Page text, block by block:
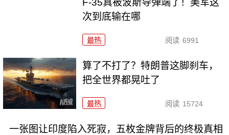
F-35真被波斯导弹端了！美军这
次到底输在哪
最热 阅读 6991
算了不打了？特朗普这脚刹车，
把全世界都晃吐了
最热 阅读 15724
一张图让印度陷入死寂，五枚金牌背后的终极真相